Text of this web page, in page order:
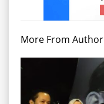
More From Author